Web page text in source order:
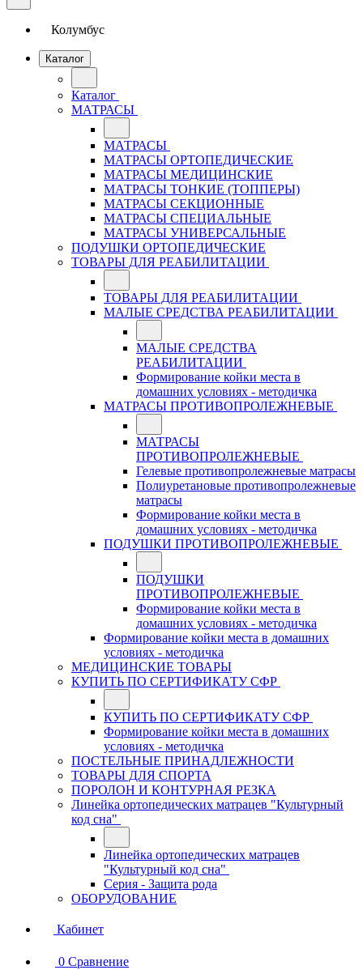
Колумбус
Каталог
Каталог
МАТРАСЫ
МАТРАСЫ
МАТРАСЫ ОРТОПЕДИЧЕСКИЕ
МАТРАСЫ МЕДИЦИНСКИЕ
МАТРАСЫ ТОНКИЕ (ТОППЕРЫ)
МАТРАСЫ СЕКЦИОННЫЕ
МАТРАСЫ СПЕЦИАЛЬНЫЕ
МАТРАСЫ УНИВЕРСАЛЬНЫЕ
ПОДУШКИ ОРТОПЕДИЧЕСКИЕ
ТОВАРЫ ДЛЯ РЕАБИЛИТАЦИИ
ТОВАРЫ ДЛЯ РЕАБИЛИТАЦИИ
МАЛЫЕ СРЕДСТВА РЕАБИЛИТАЦИИ
МАЛЫЕ СРЕДСТВА
РЕАБИЛИТАЦИИ
Формирование койки места в
домашних условиях - методичка
МАТРАСЫ ПРОТИВОПРОЛЕЖНЕВЫЕ
МАТРАСЫ
ПРОТИВОПРОЛЕЖНЕВЫЕ
Гелевые противопролежневые матрасы
Полиуретановые противопролежневые
матрасы
Формирование койки места в
домашних условиях - методичка
ПОДУШКИ ПРОТИВОПРОЛЕЖНЕВЫЕ
ПОДУШКИ
ПРОТИВОПРОЛЕЖНЕВЫЕ
Формирование койки места в
домашних условиях - методичка
Формирование койки места в домашних
условиях - методичка
МЕДИЦИНСКИЕ ТОВАРЫ
КУПИТЬ ПО СЕРТИФИКАТУ СФР
КУПИТЬ ПО СЕРТИФИКАТУ СФР
Формирование койки места в домашних
условиях - методичка
ПОСТЕЛЬНЫЕ ПРИНАДЛЕЖНОСТИ
ТОВАРЫ ДЛЯ СПОРТА
ПОРОЛОН И КОНТУРНАЯ РЕЗКА
Линейка ортопедических матрацев "Культурный
код сна"
Линейка ортопедических матрацев
"Культурный код сна"
Серия - Защита рода
ОБОРУДОВАНИЕ
Кабинет
0 Сравнение